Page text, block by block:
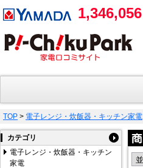
1,346,056
TOP > 電子レンジ・炊飯器・キッチン家電
カテゴリ
電子レンジ・炊飯器・キッチン
家電